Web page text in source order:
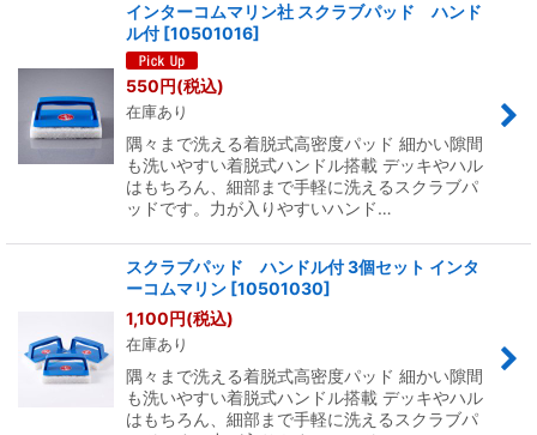
インターコムマリン社 スクラブパッド ハンド
ル付 [10501016]
550円(税込)
在庫あり
隅々まで洗える着脱式高密度パッド 細かい隙間
も洗いやすい着脱式ハンドル搭載 デッキやハル
はもちろん、細部まで手軽に洗えるスクラブパ
ッドです。力が入りやすいハンド…
スクラブパッド ハンドル付 3個セット インタ
ーコムマリン [10501030]
1,100円(税込)
在庫あり
隅々まで洗える着脱式高密度パッド 細かい隙間
も洗いやすい着脱式ハンドル搭載 デッキやハル
はもちろん、細部まで手軽に洗えるスクラブパ